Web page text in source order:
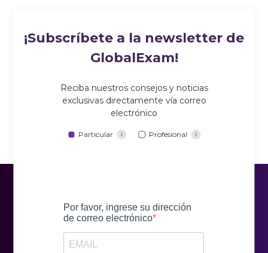
¡Subscríbete a la newsletter de
GlobalExam!
Reciba nuestros consejos y noticias
exclusivas directamente vía correo
electrónico
Particular i Profesional i